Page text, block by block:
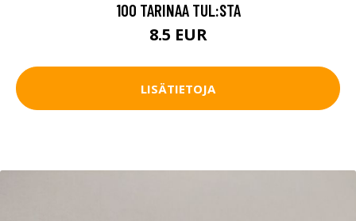
100 TARINAA TUL:STA
8.5 EUR
LISÄTIETOJA